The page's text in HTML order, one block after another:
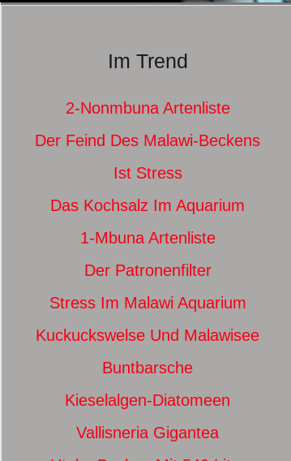
Im Trend
2-Nonmbuna Artenliste
Der Feind Des Malawi-Beckens
Ist Stress
Das Kochsalz Im Aquarium
1-Mbuna Artenliste
Der Patronenfilter
Stress Im Malawi Aquarium
Kuckuckswelse Und Malawisee
Buntbarsche
Kieselalgen-Diatomeen
Vallisneria Gigantea